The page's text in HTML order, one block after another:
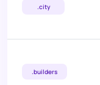
.city
.builders